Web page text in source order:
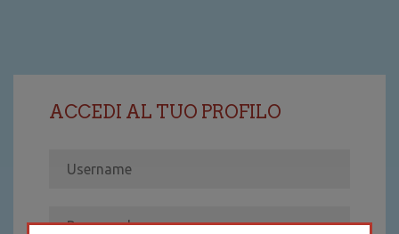
ACCEDI AL TUO PROFILO